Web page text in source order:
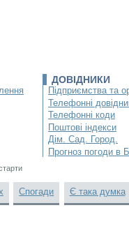
ДОВІДНИКИ
Підприємства та
Телефонні
Телефонні коди
Поштові індекси
Дім. Сад. Город.
Прогноз погоди в
Спогади Є така думка